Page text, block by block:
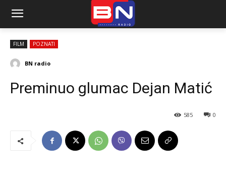
FILM POZNATI
BN radio
Preminuo glumac Dejan Matić
0
585